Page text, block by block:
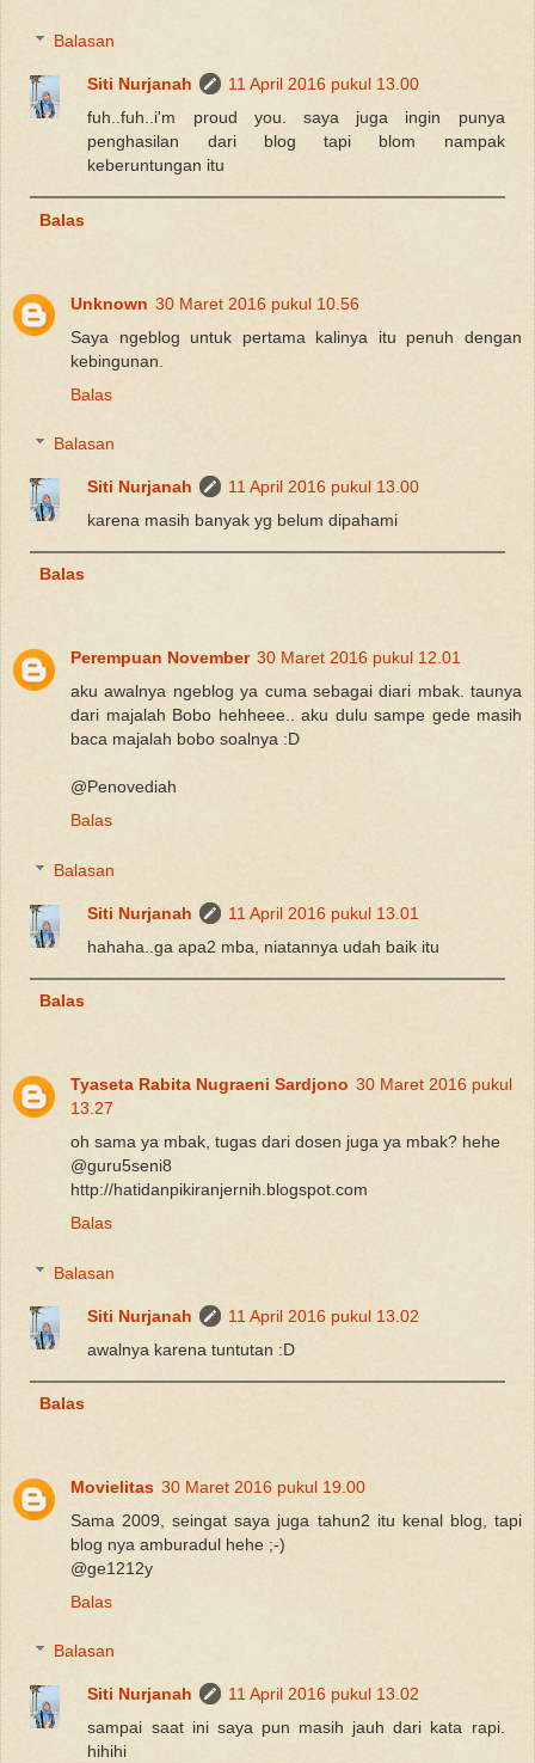
Balasan
Siti Nurjanah
11 April 2016 pukul 13.00
fuh..fuh..i'm proud you. saya juga ingin punya
penghasilan dari blog tapi blom nampak
keberuntungan itu
Balas
Unknown 30 Maret 2016 pukul 10.56
Saya ngeblog untuk pertama kalinya itu penuh dengan
kebingunan.
Balas
Balasan
Siti Nurjanah
11 April 2016 pukul 13.00
karena masih banyak yg belum dipahami
Balas
Perempuan November 30 Maret 2016 pukul 12.01
aku awalnya ngeblog ya cuma sebagai diari mbak. taunya
dari majalah Bobo hehheee.. aku dulu sampe gede masih
baca majalah bobo soalnya :D
@Penovediah
Balas
Balasan
Siti Nurjanah
11 April 2016 pukul 13.01
hahaha..ga apa2 mba, niatannya udah baik itu
Balas
Tyaseta Rabita Nugraeni Sardjono 30 Maret 2016 pukul
13.27
oh sama ya mbak, tugas dari dosen juga ya mbak? hehe
@guru5seni8
http://hatidanpikiranjernih.blogspot.com
Balas
Balasan
Siti Nurjanah
11 April 2016 pukul 13.02
awalnya karena tuntutan :D
Balas
Movielitas 30 Maret 2016 pukul 19.00
Sama 2009, seingat saya juga tahun2 itu kenal blog, tapi
blog nya amburadul hehe ;-)
@ge1212y
Balas
Balasan
Siti Nurjanah
11 April 2016 pukul 13.02
sampai saat ini saya pun masih jauh dari kata rapi.
hihihi